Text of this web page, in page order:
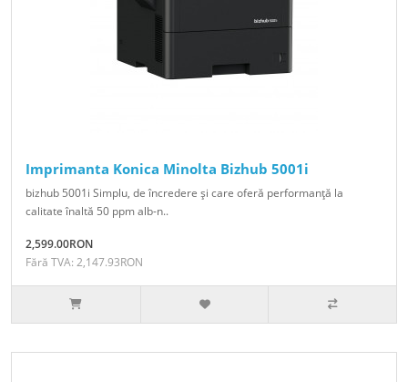
Imprimanta Konica Minolta Bizhub 5001i
bizhub 5001i Simplu, de încredere şi care oferă performanţă la
calitate înaltă 50 ppm alb-n..
2,599.00RON
Fără TVA: 2,147.93RON